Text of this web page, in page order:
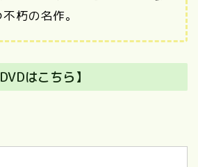
朽の名作。
はこちら】